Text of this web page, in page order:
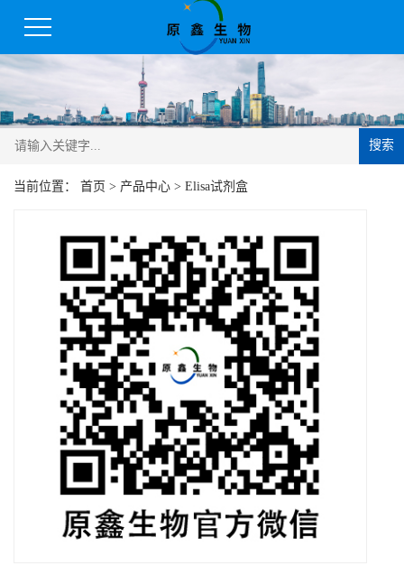
搜索
当前位置： 首页 > 产品中心 > Elisa试剂盒